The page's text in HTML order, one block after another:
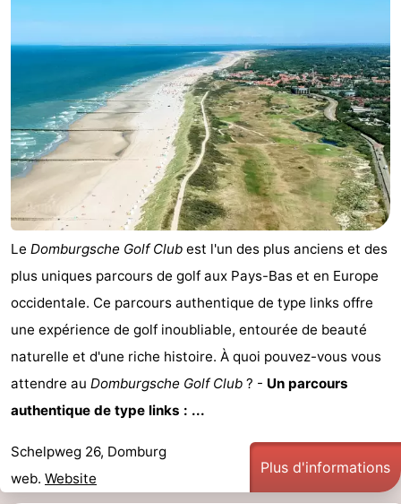
vélo
Équitation
-
Terrains
de
golf
-
Peche
Sportive
-
Equitation
Conduite
de
l'anneau
Boire
et
manger
Événements
Pratiques
Route
-
Stationnement
Adresses
Le Domburgsche Golf Club est l'un des plus anciens et des
plus uniques parcours de golf aux Pays-Bas et en Europe
occidentale. Ce parcours authentique de type links offre
une expérience de golf inoubliable, entourée de beauté
naturelle et d'une riche histoire. À quoi pouvez-vous vous
attendre au Domburgsche Golf Club ? - Un parcours
authentique de type links : ...
Schelpweg 26, Domburg
web. Website
Plus d'informations